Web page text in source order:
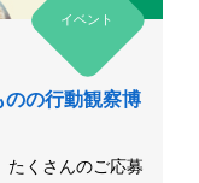
イベント
の行動観察博
くさんのご応募